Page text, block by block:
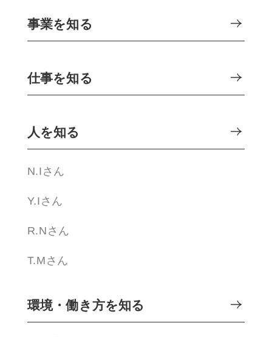
事業を知る
仕事を知る
人を知る
N.Iさん
Y.Iさん
R.Nさん
T.Mさん
環境・働き方を知る